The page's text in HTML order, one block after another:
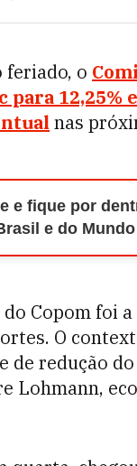
feriado, o
para
nas
e fique por
e do Mundo
Copom foi
O
de redução
Lohmann,